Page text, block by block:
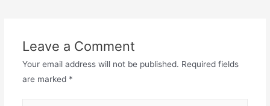
Leave a Comment
Your email address will not be published. Required fields
are marked *